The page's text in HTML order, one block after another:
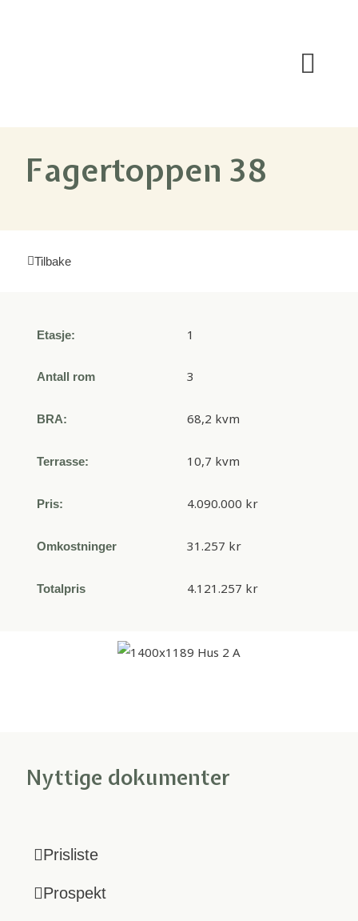
Fagertoppen 38
Tilbake
Etasje: 1
Antall rom 3
BRA: 68,2 kvm
Terrasse: 10,7 kvm
Pris: 4.090.000 kr
Omkostninger 31.257 kr
Totalpris 4.121.257 kr
Nyttige dokumenter
Prisliste
Prospekt